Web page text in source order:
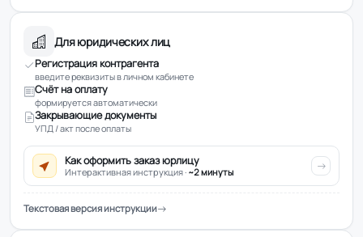
Для юридических лиц
Регистрация контрагента
введите реквизиты в личном кабинете
Счёт на оплату
формируется автоматически
Закрывающие документы
УПД / акт после оплаты
Как оформить заказ юрлицу
Интерактивная инструкция · ~2 минуты
Текстовая версия инструкции